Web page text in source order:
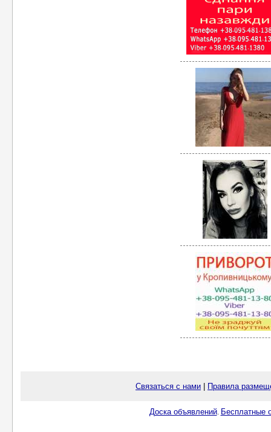
Связаться с нами Правила
Доска объявлений. Бесплатные